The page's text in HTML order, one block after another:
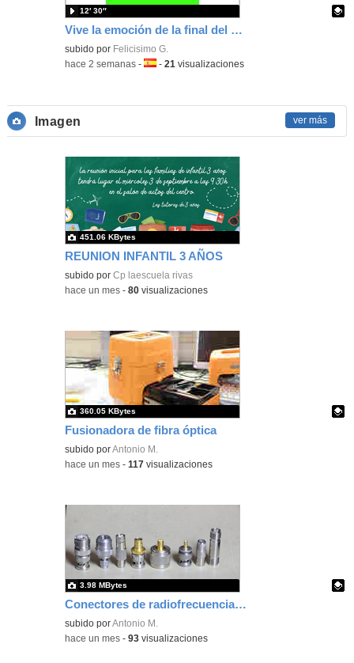
Vive la emoción de la final del mundial programando con Scratch, un juego de toques y esquivar contrarios
Contenido educativo.
subido por Felicisimo G.
12′ 30″
-hace 2 semanas -Idioma:
-21 visualizaciones
Imagen ver más
REUNION INFANTIL 3 AÑOS
subido porCp laescuela rivas
451.06 KBytes
-hace un mes -80 visualizaciones
Fusionadora de fibra óptica
Contenido educativo.
subido porAntonio M.
360.05 KBytes
-hace un mes -117 visualizaciones
Conectores de radiofrecuencia para telecomunicaciones
Contenido educativo.
subido porAntonio M.
3.98 MBytes
-hace un mes -93 visualizaciones